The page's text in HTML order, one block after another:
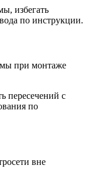
избегать
по инструкции.
при монтаже
пересечений с
по
вне